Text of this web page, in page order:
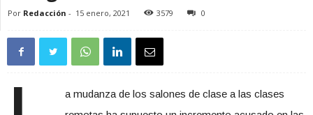
Por Redacción - 15 enero, 2021 3579 0
a mudanza de los salones de clase a las clases